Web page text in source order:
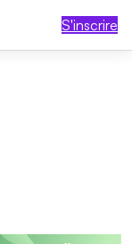
S'inscrire